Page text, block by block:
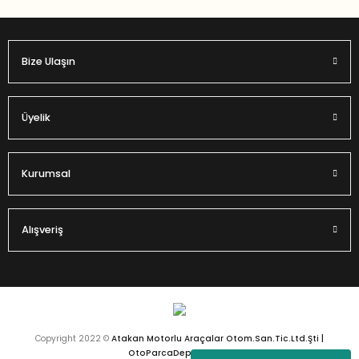
Gönder
Bize Ulaşın
Üyelik
Kurumsal
Alışveriş
Copyright 2022 © Atakan Motorlu Araçalar Otom.San.Tic.Ltd.Şti |
OtoParcaDeposu.com